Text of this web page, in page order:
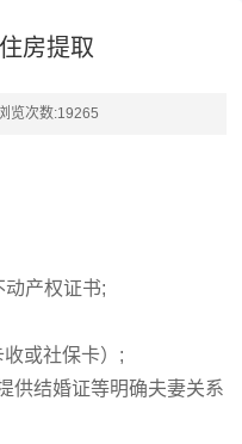
房提取
览次数:19265
产权证书;
收或社保卡） ;
供结婚证等明确夫妻关系